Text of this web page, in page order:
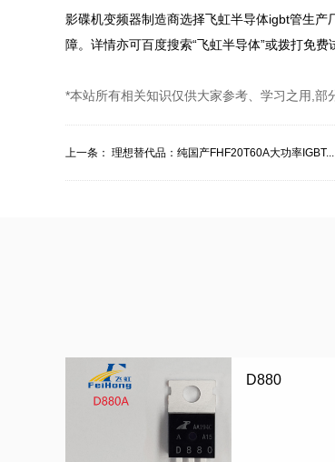
影碟机变频器制造商选择飞虹半导体igbt管生
障。详情亦可百度搜索“飞虹半导体”或拨打免
*本站所有相关知识仅供大家参考、学习之用,部
上一条： 理想替代品：纯国产FHF20T60A大功率IGBT...
D880